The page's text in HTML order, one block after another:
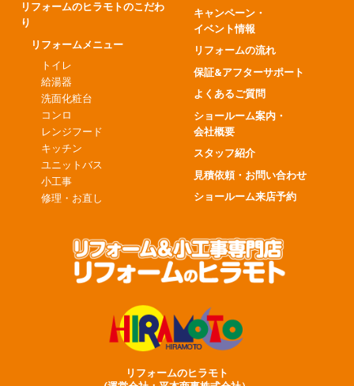
リフォームのヒラモトのこだわ
り
リフォームメニュー
トイレ
給湯器
洗面化粧台
コンロ
レンジフード
キッチン
ユニットバス
小工事
修理・お直し
キャンペーン・
イベント情報
リフォームの流れ
保証&アフターサポート
よくあるご質問
ショールーム案内・
会社概要
スタッフ紹介
見積依頼・お問い合わせ
ショールーム来店予約
リフォームのヒラモト